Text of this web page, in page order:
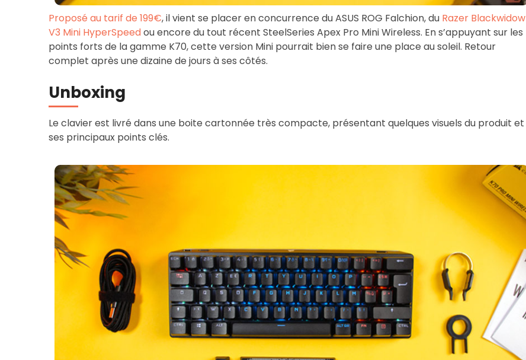
Proposé au tarif de 199€, il vient se placer en concurrence du ASUS ROG Falchion, du Razer Blackwidow
V3 Mini HyperSpeedou encore du tout récent SteelSeries Apex Pro Mini Wireless. En s’appuyant sur les
points forts de la gamme K70, cette version Mini pourrait bien se faire une place au soleil. Retour
complet après une dizaine de jours à ses côtés.
Unboxing
Le clavier est livré dans une boite cartonnée très compacte, présentant quelques visuels du produit et
ses principaux points clés.